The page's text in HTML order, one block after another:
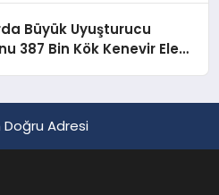
Büyük Uyuşturucu
387 Bin Kök Kenevir Ele
Doğru Adresi